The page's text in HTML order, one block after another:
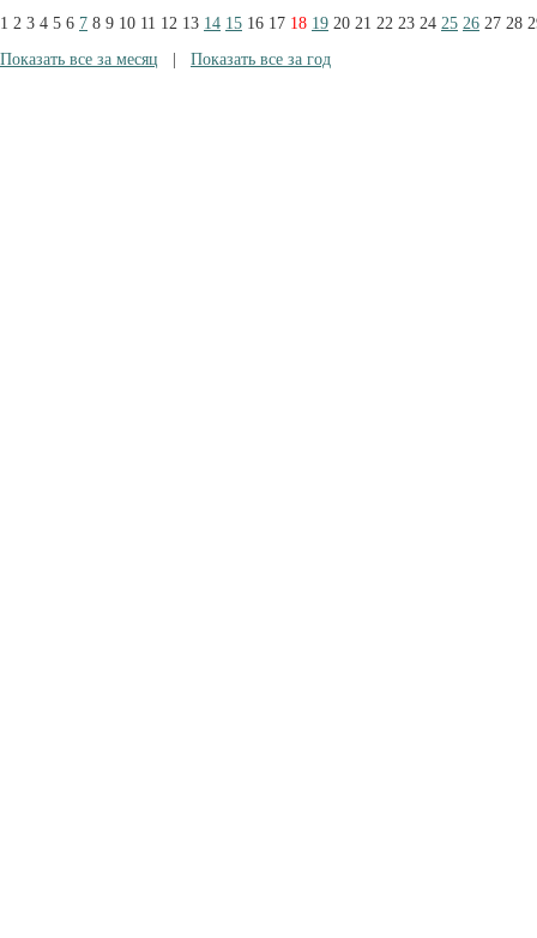
1 2 3 4 5 6 7 8 9 10 11 12 13 14 15 16 17 18 19 20 21 22 23 24 25 26 27 28
Показать все за месяц
Показать все за год